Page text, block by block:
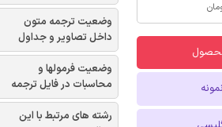
وضعیت ترجمه متون
داخل تصاویر و جداول
وضعیت فرمولها و
محاسبات در فایل ترجمه
رشته های مرتبط با این